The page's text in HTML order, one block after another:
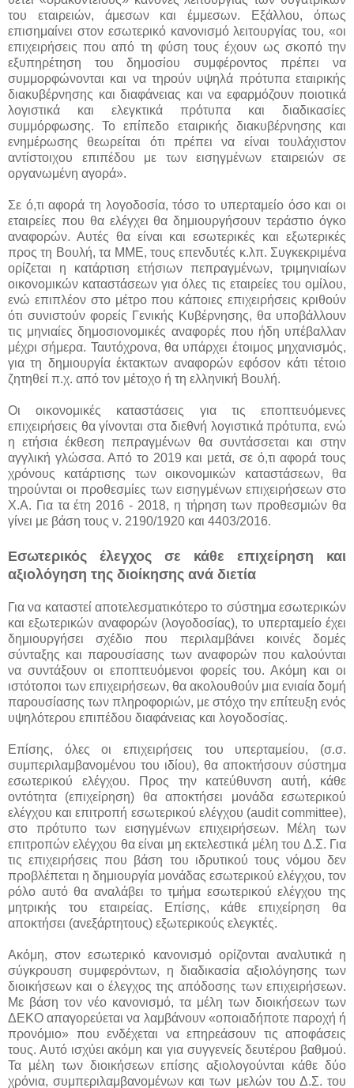
του εταιρειών, άμεσων και έμμεσων. Εξάλλου, όπως
επισημαίνει στον εσωτερικό κανονισμό λειτουργίας του, «οι
επιχειρήσεις που από τη φύση τους έχουν ως σκοπό την
εξυπηρέτηση του δημοσίου συμφέροντος πρέπει να
συμμορφώνονται και να τηρούν υψηλά πρότυπα εταιρικής
διακυβέρνησης και διαφάνειας και να εφαρμόζουν ποιοτικά
λογιστικά και ελεγκτικά πρότυπα και διαδικασίες
συμμόρφωσης. Το επίπεδο εταιρικής διακυβέρνησης και
ενημέρωσης θεωρείται ότι πρέπει να είναι τουλάχιστον
αντίστοιχου επιπέδου με των εισηγμένων εταιρειών σε
οργανωμένη αγορά».
Σε ό,τι αφορά τη λογοδοσία, τόσο το υπερταμείο όσο και οι
εταιρείες που θα ελέγχει θα δημιουργήσουν τεράστιο όγκο
αναφορών. Αυτές θα είναι και εσωτερικές και εξωτερικές
προς τη Βουλή, τα ΜΜΕ, τους επενδυτές κ.λπ. Συγκεκριμένα
ορίζεται η κατάρτιση ετήσιων πεπραγμένων, τριμηνιαίων
οικονομικών καταστάσεων για όλες τις εταιρείες του ομίλου,
ενώ επιπλέον στο μέτρο που κάποιες επιχειρήσεις κριθούν
ότι συνιστούν φορείς Γενικής Κυβέρνησης, θα υποβάλλουν
τις μηνιαίες δημοσιονομικές αναφορές που ήδη υπέβαλλαν
μέχρι σήμερα. Ταυτόχρονα, θα υπάρχει έτοιμος μηχανισμός,
για τη δημιουργία έκτακτων αναφορών εφόσον κάτι τέτοιο
ζητηθεί π.χ. από τον μέτοχο ή τη ελληνική Βουλή.
Οι οικονομικές καταστάσεις για τις εποπτευόμενες
επιχειρήσεις θα γίνονται στα διεθνή λογιστικά πρότυπα, ενώ
η ετήσια έκθεση πεπραγμένων θα συντάσσεται και στην
αγγλική γλώσσα. Από το 2019 και μετά, σε ό,τι αφορά τους
χρόνους κατάρτισης των οικονομικών καταστάσεων, θα
τηρούνται οι προθεσμίες των εισηγμένων επιχειρήσεων στο
Χ.Α. Για τα έτη 2016 - 2018, η τήρηση των προθεσμιών θα
γίνει με βάση τους ν. 2190/1920 και 4403/2016.
Εσωτερικός έλεγχος σε κάθε επιχείρηση και
αξιολόγηση της διοίκησης ανά διετία
Για να καταστεί αποτελεσματικότερο το σύστημα εσωτερικών
και εξωτερικών αναφορών (λογοδοσίας), το υπερταμείο έχει
δημιουργήσει σχέδιο που περιλαμβάνει κοινές δομές
σύνταξης και παρουσίασης των αναφορών που καλούνται
να συντάξουν οι εποπτευόμενοι φορείς του. Ακόμη και οι
ιστότοποι των επιχειρήσεων, θα ακολουθούν μια ενιαία δομή
παρουσίασης των πληροφοριών, με στόχο την επίτευξη ενός
υψηλότερου επιπέδου διαφάνειας και λογοδοσίας.
Επίσης, όλες οι επιχειρήσεις του υπερταμείου, (σ.σ.
συμπεριλαμβανομένου του ιδίου), θα αποκτήσουν σύστημα
εσωτερικού ελέγχου. Προς την κατεύθυνση αυτή, κάθε
οντότητα (επιχείρηση) θα αποκτήσει μονάδα εσωτερικού
ελέγχου και επιτροπή εσωτερικού ελέγχου (audit committee),
στο πρότυπο των εισηγμένων επιχειρήσεων. Μέλη των
επιτροπών ελέγχου θα είναι μη εκτελεστικά μέλη του Δ.Σ. Για
τις επιχειρήσεις που βάση του ιδρυτικού τους νόμου δεν
προβλέπεται η δημιουργία μονάδας εσωτερικού ελέγχου, τον
ρόλο αυτό θα αναλάβει το τμήμα εσωτερικού ελέγχου της
μητρικής του εταιρείας. Επίσης, κάθε επιχείρηση θα
αποκτήσει (ανεξάρτητους) εξωτερικούς ελεγκτές.
Ακόμη, στον εσωτερικό κανονισμό ορίζονται αναλυτικά η
σύγκρουση συμφερόντων, η διαδικασία αξιολόγησης των
διοικήσεων και ο έλεγχος της απόδοσης των επιχειρήσεων.
Με βάση τον νέο κανονισμό, τα μέλη των διοικήσεων των
ΔΕΚΟ απαγορεύεται να λαμβάνουν «οποιαδήποτε παροχή ή
προνόμιο» που ενδέχεται να επηρεάσουν τις αποφάσεις
τους. Αυτό ισχύει ακόμη και για συγγενείς δευτέρου βαθμού.
Τα μέλη των διοικήσεων επίσης αξιολογούνται κάθε δύο
χρόνια, συμπεριλαμβανομένων και των μελών του Δ.Σ. του